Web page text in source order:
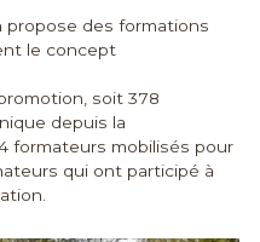
propose des formations
le concept
soit 378
depuis la
formateurs mobilisés pour
qui ont participé à